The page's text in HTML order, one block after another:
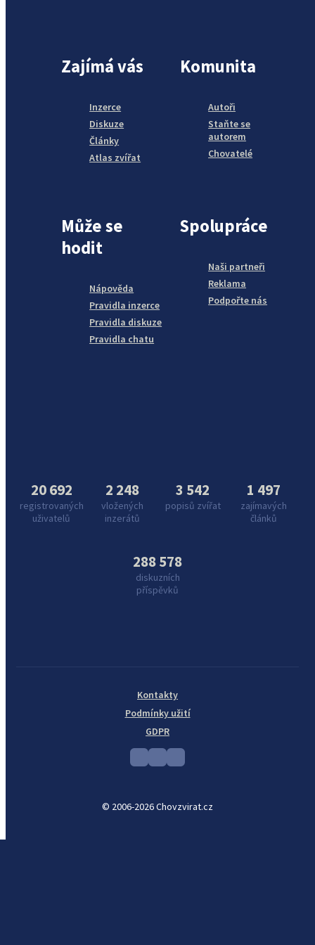
Zajímá vás
Inzerce
Diskuze
Články
Atlas zvířat
Komunita
Autoři
Staňte se
autorem
Chovatelé
Může se
hodit
Nápověda
Pravidla inzerce
Pravidla diskuze
Pravidla chatu
Spolupráce
Naši partneři
Reklama
Podpořte nás
20 692
registrovaných
uživatelů
2 248
vložených
inzerátů
3 542
popisů zvířat
1 497
zajímavých
článků
288 578
diskuzních
příspěvků
© 2006-2026 Chovzvirat.cz
Kontakty
Podmínky užití
GDPR